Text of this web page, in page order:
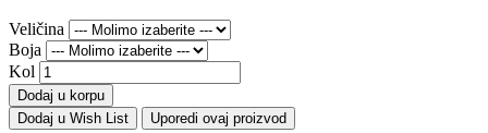
Veličina
Boja
Kol
Dodaj u korpu
Dodaj u Wish List
Uporedi ovaj proizvod